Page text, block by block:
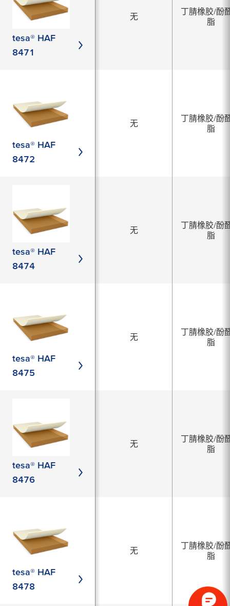
tesa® HAF
8471
无
丁腈橡胶/酚
脂
tesa® HAF
8472
无
丁腈橡胶/酚
脂
tesa® HAF
8474
无
丁腈橡胶/酚
脂
tesa® HAF
8475
无
丁腈橡胶/酚
脂
tesa® HAF
8476
无
丁腈橡胶/酚
脂
tesa® HAF
8478
无
丁腈橡胶/酚
脂